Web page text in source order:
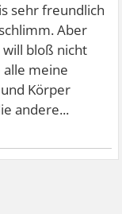
sehr freundlich
Aber
bloß nicht
meine
Körper
andere...